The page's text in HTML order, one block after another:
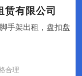
赁有限公司
手架出租，盘扣盘
合理